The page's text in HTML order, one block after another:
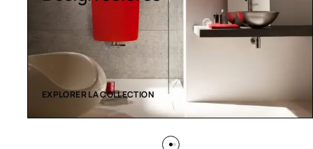
EXPLORER LA COLLECTION